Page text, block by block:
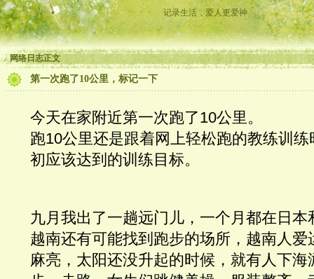
记录生活，爱人更爱神
网络日志正文
第一次跑了10公里，标记一下
今天在家附近第一次跑了10公里。
跑10公里还是跟着网上轻松跑的教练训
初应该达到的训练目标。
九月我出了一趟远门儿，一个月都在日本
越南还有可能找到跑步的场所，越南人爱
麻亮，太阳还没升起的时候，就有人下海